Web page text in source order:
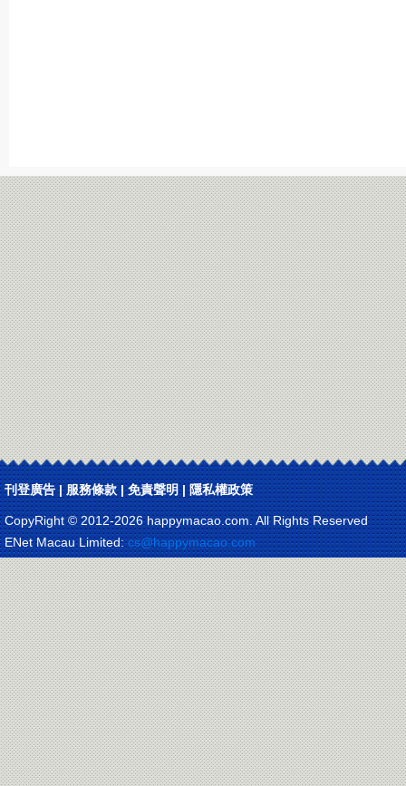
刊登廣告|服務條款|免責聲明|隱私權政策
CopyRight © 2012-2026 happymacao.com. All Rights Reserved
ENet Macau Limited:cs@happymacao.com